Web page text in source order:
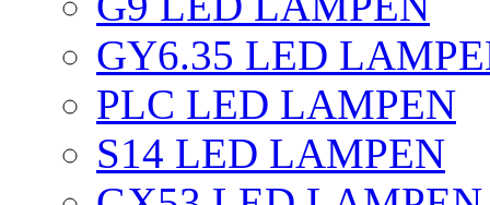
GY6.35 LED
PLC LED LAMPEN
S14 LED LAMPEN